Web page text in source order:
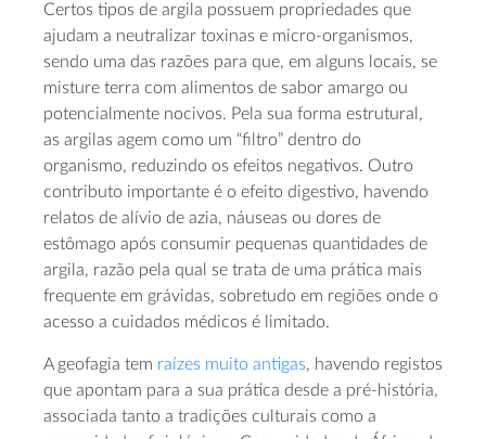
Certos tipos de argila possuem propriedades que
ajudam a neutralizar toxinas e micro-organismos,
sendo uma das razões para que, em alguns locais, se
misture terra com alimentos de sabor amargo ou
potencialmente nocivos. Pela sua forma estrutural,
as argilas agem como um “filtro” dentro do
organismo, reduzindo os efeitos negativos. Outro
contributo importante é o efeito digestivo, havendo
relatos de alívio de azia, náuseas ou dores de
estômago após consumir pequenas quantidades de
argila, razão pela qual se trata de uma prática mais
frequente em grávidas, sobretudo em regiões onde o
acesso a cuidados médicos é limitado.
A geofagia tem raízes muito antigas, havendo registos
que apontam para a sua prática desde a pré-história,
associada tanto a tradições culturais como a